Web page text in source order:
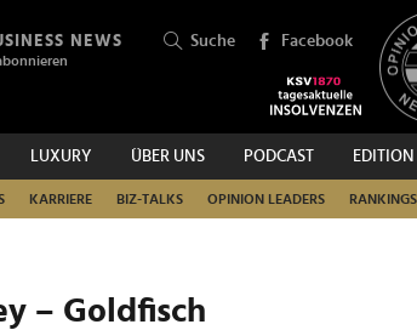
NEWS Suche Facebook
LUXURY ÜBER UNS PODCAST EDITION
KARRIERE BIZ-TALKS OPINION LEADERS RANKINGS
SUCHEN
Rubey – Goldfisch